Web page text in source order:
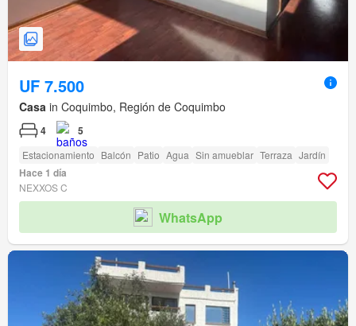
UF 7.500
Casa in Coquimbo, Región de Coquimbo
4 5
Estacionamiento Balcón Patio Agua Sin amueblar Terraza Jardín
Hace 1 día
NEXXOS C
WhatsApp